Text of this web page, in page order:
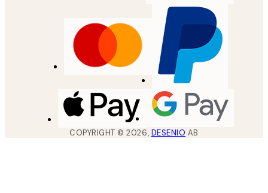
COPYRIGHT ©2026, DESENIO AB